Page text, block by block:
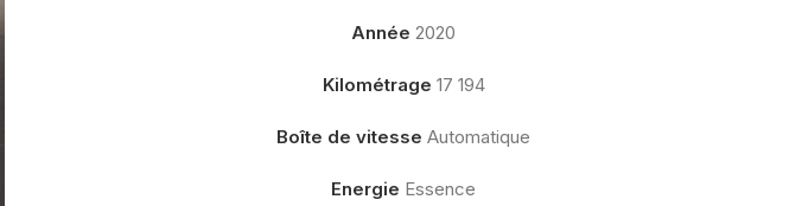
Année 2020
Kilométrage 17 194
Boîte de vitesse Automatique
Energie Essence